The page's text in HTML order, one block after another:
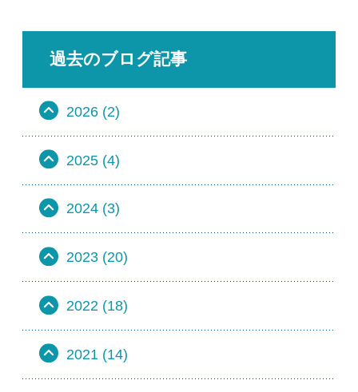
過去のブログ記事
2026 (2)
2025 (4)
2024 (3)
2023 (20)
2022 (18)
2021 (14)